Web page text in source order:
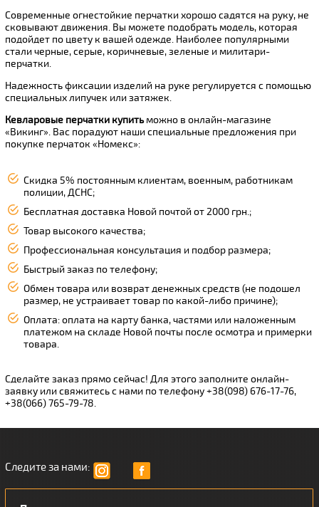
Современные огнестойкие перчатки хорошо садятся на руку, не
сковывают движения. Вы можете подобрать модель, которая
подойдет по цвету к вашей одежде. Наиболее популярными
стали черные, серые, коричневые, зеленые и милитари-
перчатки.
Надежность фиксации изделий на руке регулируется с помощью
специальных липучек или затяжек.
Кевларовые перчатки купитьможно в онлайн-магазине
«Викинг». Вас порадуют наши специальные предложения при
покупке перчаток «Номекс»:
Скидка 5% постоянным клиентам, военным, работникам
полиции, ДСНС;
Бесплатная доставка Новой почтой от 2000 грн.;
Товар высокого качества;
Профессиональная консультация и подбор размера;
Быстрый заказ по телефону;
Обмен товара или возврат денежных средств (не подошел
размер, не устраивает товар по какой-либо причине);
Оплата: оплата на карту банка, частями или наложенным
платежом на складе Новой почты после осмотра и примерки
товара.
Сделайте заказ прямо сейчас! Для этого заполните онлайн-
заявку или свяжитесь с нами по телефону +38(098) 676-17-76,
+38(066) 765-79-78.
Следите за нами: